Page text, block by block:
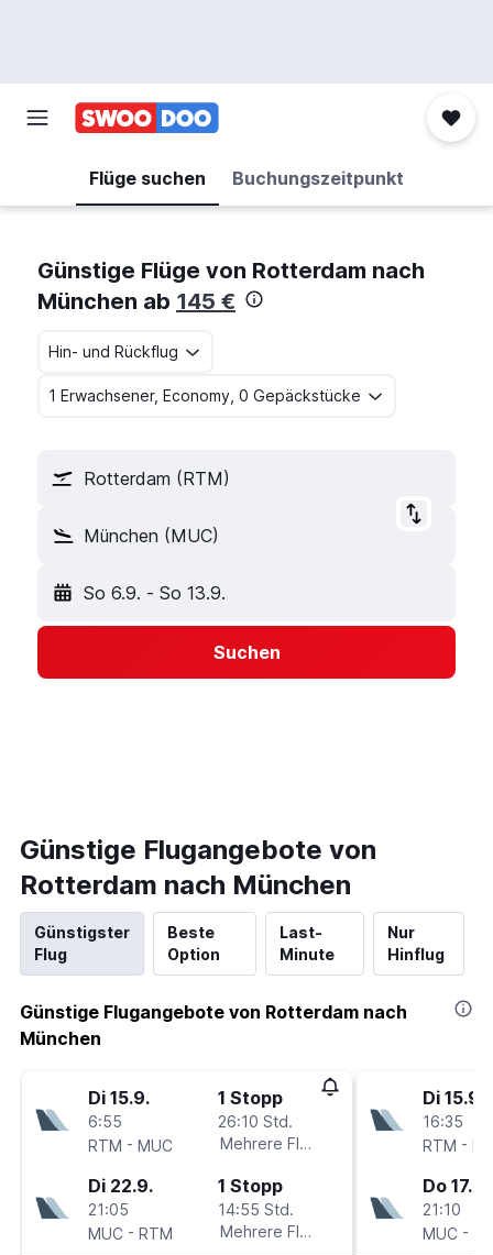
Flüge suchen Buchungszeitpunkt
Günstige Flüge von Rotterdam nach
München ab 145 €
Hin- und Rückflug
1 Erwachsener, Economy, 0 Gepäckstücke
Rotterdam (RTM)
München (MUC)
So 6.9. - So 13.9.
Suchen
Günstige Flugangebote von
Rotterdam nach München
Günstigster
Flug
Beste
Option
Last-
Minute
Nur
Hinflug
Günstige Flugangebote von Rotterdam nach
München
Di 15.9.
6:55
RTM - MUC
1 Stopp
26:10 Std.
Mehrere Fluglinien
Di 22.9.
21:05
MUC - RTM
1 Stopp
14:55 Std.
Mehrere Fluglinien
Di 15.9.
16:35
RTM -
Do 17.9.
21:10
MUC -